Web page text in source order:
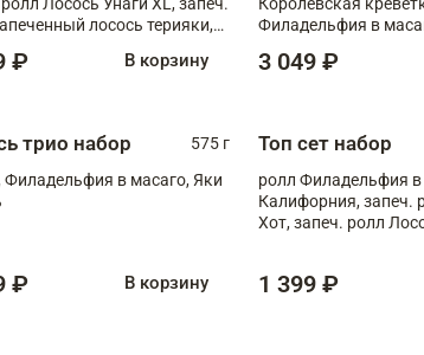
лосось терияки,
₽ В корзину
Филадельфия в
Тигровая креветка
3 049 ₽
трио набор
575 г
Филадельфия в масаго, Яки
₽ В корзину
Топ сет набор
ролл Филадельфия в
Калифорния, запеч.
Хот, запеч. ролл
1 399 ₽